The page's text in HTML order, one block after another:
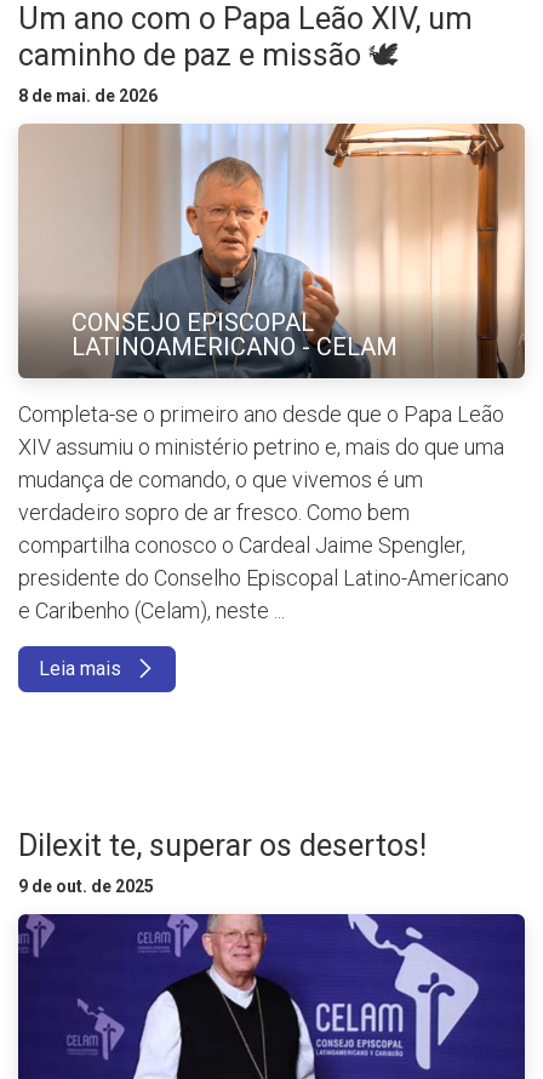
Um ano com o Papa Leão XIV, um
caminho de paz e missão 🕊️
8 de mai. de 2026
CONSEJO EPISCOPAL
LATINOAMERICANO - CELAM
Completa-se o primeiro ano desde que o Papa Leão
XIV assumiu o ministério petrino e, mais do que uma
mudança de comando, o que vivemos é um
verdadeiro sopro de ar fresco. Como bem
compartilha conosco o Cardeal Jaime Spengler,
presidente do Conselho Episcopal Latino-Americano
e Caribenho (Celam), neste ...
Leia mais
Dilexit te, superar os desertos!
9 de out. de 2025